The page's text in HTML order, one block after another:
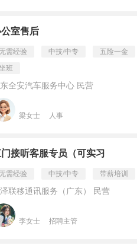
室售后
需经验 中技/中专 五险一金
班
全安汽车服务中心 民营
梁女士 人事
接听客服专员（可实习
需经验 中技/中专 带薪培训
联移通讯服务（广东） 民营
李女士 招聘主管